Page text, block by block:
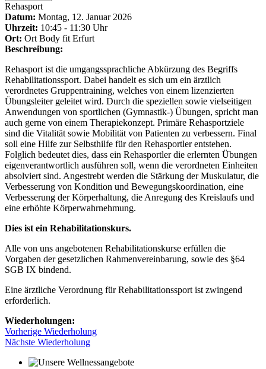
Rehasport
Datum: Montag, 12. Januar 2026
Uhrzeit: 10:45 - 11:30 Uhr
Ort: Ort Body fit Erfurt
Beschreibung:
Rehasport ist die umgangssprachliche Abkürzung des Begriffs
Rehabilitationssport. Dabei handelt es sich um ein ärztlich
verordnetes Gruppentraining, welches von einem lizenzierten
Übungsleiter geleitet wird. Durch die speziellen sowie vielseitigen
Anwendungen von sportlichen (Gymnastik-) Übungen, spricht man
auch gerne von einem Therapiekonzept. Primäre Rehasportziele
sind die Vitalität sowie Mobilität von Patienten zu verbessern. Final
soll eine Hilfe zur Selbsthilfe für den Rehasportler entstehen.
Folglich bedeutet dies, dass ein Rehasportler die erlernten Übungen
eigenverantwortlich ausführen soll, wenn die verordneten Einheiten
absolviert sind. Angestrebt werden die Stärkung der Muskulatur, die
Verbesserung von Kondition und Bewegungskoordination, eine
Verbesserung der Körperhaltung, die Anregung des Kreislaufs und
eine erhöhte Körperwahrnehmung.
Dies ist ein Rehabilitationskurs.
Alle von uns angebotenen Rehabilitationskurse erfüllen die
Vorgaben der gesetzlichen Rahmenvereinbarung, sowie des §64
SGB IX bindend.
Eine ärztliche Verordnung für Rehabilitationssport ist zwingend
erforderlich.
Wiederholungen:
Vorherige Wiederholung
Nächste Wiederholung